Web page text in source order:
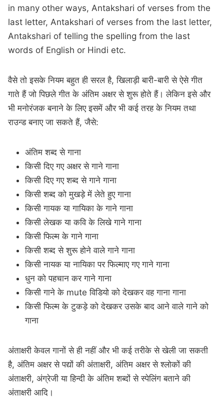
in many other ways, Antakshari of verses from the
last letter, Antakshari of verses from the last letter,
Antakshari of telling the spelling from the last
words of English or Hindi etc.
वैसे तो इसके नियम बहुत ही सरल है, खिलाड़ी बारी-बारी से ऐसे गीत
गाते हैं जो पिछले गीत के अंतिम अक्षर से शुरू होते हैं। लेकिन इसे और
भी मनोरंजक बनाने के लिए इसमें और भी कई तरह के नियम तथा
राउन्ड बनाए जा सकते हैं, जैसे:
अंतिम शब्द से गाना
किसी दिए गए अक्षर से गाने गाना
किसी दिए गए शब्द से गाने गाना
किसी शब्द को मुखड़े में लेते हुए गाना
किसी गायक या गायिका के गाने गाना
किसी लेखक या कवि के लिखे गाने गाना
किसी फिल्म के गाने गाना
किसी शब्द से शुरू होने वाले गाने गाना
किसी नायक या नायिका पर फिल्माए गए गाने गाना
धुन को पहचान कर गाने गाना
किसी गाने के mute विडियो को देखकर वह गाना गाना
किसी फिल्म के टुकड़े को देखकर उसके बाद आने वाले गाने को
गाना
अंताक्षरी केवल गानों से ही नहीं और भी कई तरीके से खेली जा सकती
है, अंतिम अक्षर से पद्यों की अंताक्षरी, अंतिम अक्षर से श्लोकों की
अंताक्षरी, अंग्रेजी या हिन्दी के अंतिम शब्दों से स्पेलिंग बताने की
अंताक्षरी आदि।